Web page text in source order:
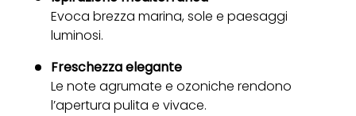
Evoca brezza marina, sole e paesaggi
luminosi.
Freschezza elegante
Le note agrumate e ozoniche rendono
l’apertura pulita e vivace.